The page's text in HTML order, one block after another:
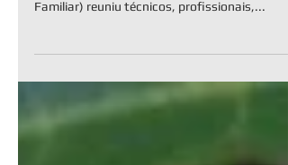
Realizada de 17 a 19 abril, a 3ª Tecnofam